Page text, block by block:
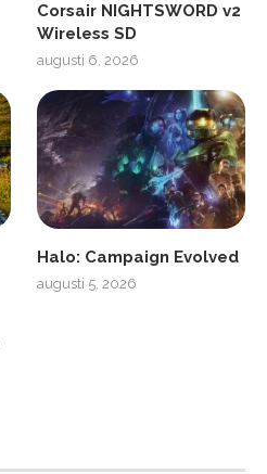
Corsair NIGHTSWORD v2
Wireless SD
augusti 6, 2026
Halo: Campaign Evolved
augusti 5, 2026